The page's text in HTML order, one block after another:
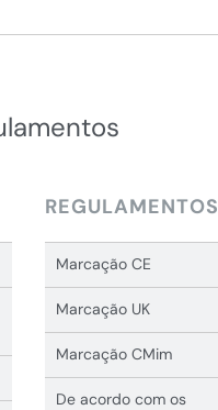
REGULAMENTOS
Marcação CE
Marcação UK
Marcação CMim
De acordo com os